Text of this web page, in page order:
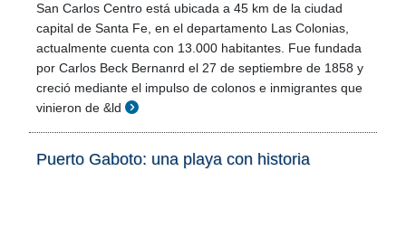
San Carlos Centro está ubicada a 45 km de la ciudad
capital de Santa Fe, en el departamento Las Colonias,
actualmente cuenta con 13.000 habitantes. Fue fundada
por Carlos Beck Bernanrd el 27 de septiembre de 1858 y
creció mediante el impulso de colonos e inmigrantes que
vinieron de &ld
Puerto Gaboto: una playa con historia